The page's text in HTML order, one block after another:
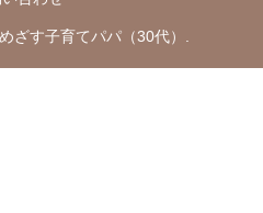
ざす子育てパパ（30代）.